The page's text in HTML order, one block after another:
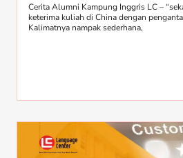
Cerita Alumni Kampung Inggris LC –
keterima kuliah di China dengan
Kalimatnya nampak sederhana,